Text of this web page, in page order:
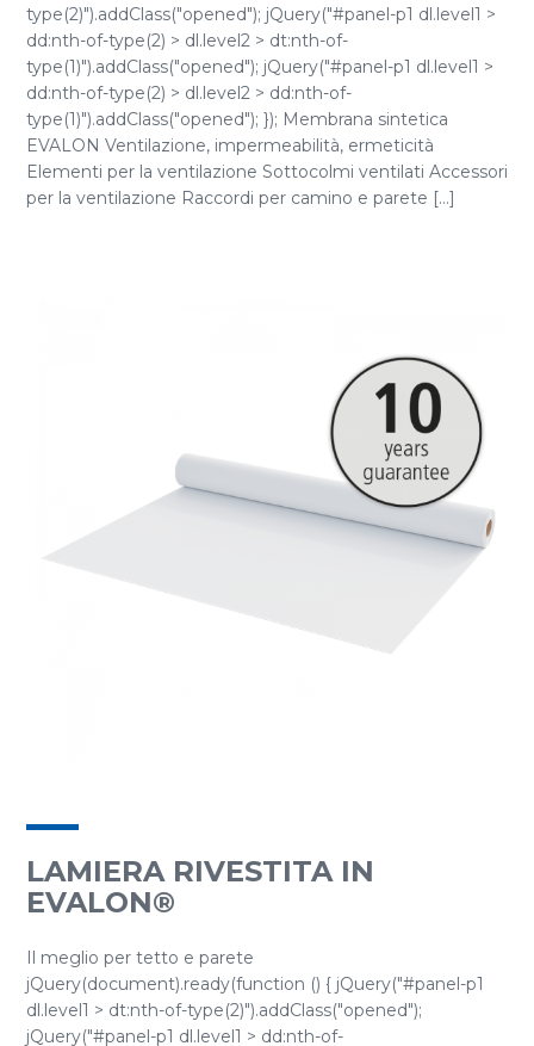
type(2)").addClass("opened"); jQuery("#panel-p1 dl.level1 >
dd:nth-of-type(2) > dl.level2 > dt:nth-of-
type(1)").addClass("opened"); jQuery("#panel-p1 dl.level1 >
dd:nth-of-type(2) > dl.level2 > dd:nth-of-
type(1)").addClass("opened"); }); Membrana sintetica
EVALON Ventilazione, impermeabilità, ermeticità
Elementi per la ventilazione Sottocolmi ventilati Accessori
per la ventilazione Raccordi per camino e parete [...]
LAMIERA RIVESTITA IN
EVALON®
Il meglio per tetto e parete
jQuery(document).ready(function () { jQuery("#panel-p1
dl.level1 > dt:nth-of-type(2)").addClass("opened");
jQuery("#panel-p1 dl.level1 > dd:nth-of-